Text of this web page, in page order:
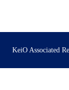
KeiO Associated